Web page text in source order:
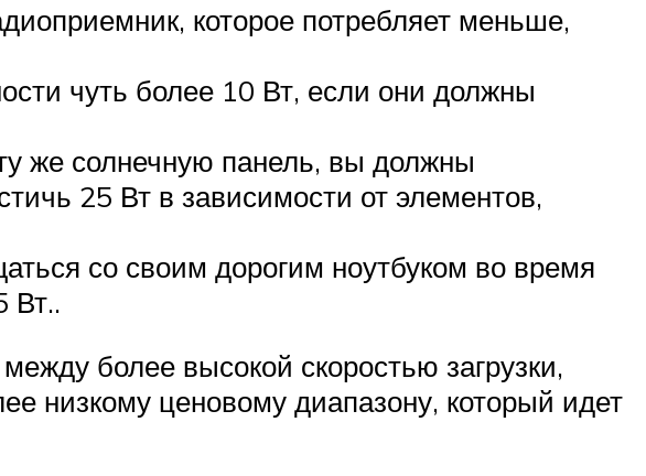
которое потребляет меньше,
чуть более 10 Вт, если они должны
же солнечную панель, вы должны
25 Вт в зависимости от элементов,
со своим дорогим ноутбуком во время
Вт..
более высокой скоростью загрузки,
низкому ценовому диапазону, который идет